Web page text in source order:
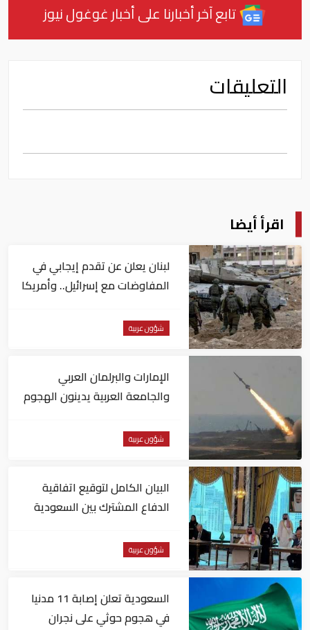
تابع آخر أخبارنا على أخبار غوغول نيوز
التعليقات
اقرأ أيضا
لبنان يعلن عن تقدم إيجابي في
المفاوضات مع إسرائيل.. وأمريكا
شؤون عربية
الإمارات والبرلمان العربي
والجامعة العربية يدينون الهجوم
شؤون عربية
البيان الكامل لتوقيع اتفاقية
الدفاع المشترك بين السعودية
شؤون عربية
السعودية تعلن إصابة 11 مدنيا
في هجوم حوثي على نجران